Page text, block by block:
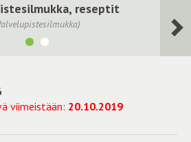
reseptit
viimeistään: 20.10.2019